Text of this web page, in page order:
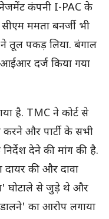
कंपनी I-PAC के
ममता बनर्जी भी
तूल पकड़ लिया. बंगाल
दर्ज किया गया
है. TMC ने कोर्ट से
करने और पार्टी के सभी
देने की मांग की है.
की और दावा
घोटाले से जुड़े थे और
का आरोप लगाया